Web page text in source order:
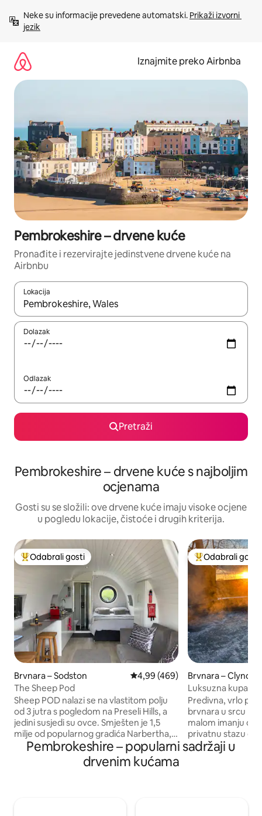
sadržaj
Neke su informacije prevedene automatski. Prikaži izvorni
jezik
Iznajmite preko Airbnba
Pembrokeshire – drvene kuće
Pronađite i rezervirajte jedinstvene drvene kuće na
Airbnbu
Lokacija
Kada budu dostupni rezultati, moći ćete ih pregledati
Dolazak
Odlazak
Pretraži
Pembrokeshire – drvene kuće s najboljim
ocjenama
Gosti su se složili: ove drvene kuće imaju visoke ocjene
u pogledu lokacije, čistoće i drugih kriterija.
Među najviše rangiranima s oznakom „Odabrali gosti”
Odabrali gosti
Brvnara – Sodston Prosječna ocjena: 4,99/5,
4,99 (469)
The Sheep Pod
Sheep POD nalazi se na vlastitom polju
od 3 jutra s pogledom na Preseli Hills, a
jedini susjedi su ovce. Smješten je 1,5
milje od popularnog gradića Narbertha, a
do Preseli Hillsa i prekrasnih plaža
Pembrokeshirea možete se odvesti za
Među najviše
Odabrali gosti
Brvnara –
Luksuzna kupaća
Otters Holt,
Predivna, vrlo
brvnara u srcu
malom imanju od
privatnu stazu dugu 1/4
ruralno, privatno,
izvanrednim
Pembrokeshire – popularni sadržaji u
drvenim kućama